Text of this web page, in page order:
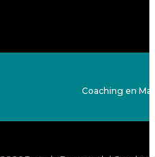
Coaching en